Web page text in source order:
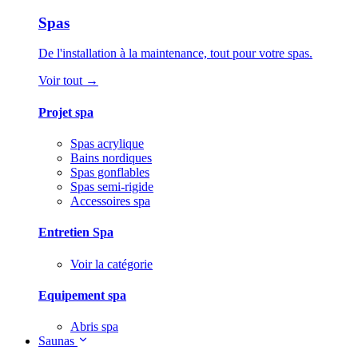
Spas
De l'installation à la maintenance, tout pour votre spas.
Voir tout →
Projet spa
Spas acrylique
Bains nordiques
Spas gonflables
Spas semi-rigide
Accessoires spa
Entretien Spa
Voir la catégorie
Equipement spa
Abris spa
Saunas